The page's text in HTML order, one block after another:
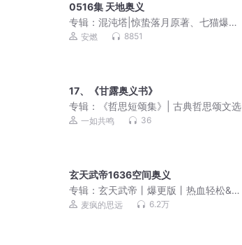
0516集 天地奥义
专辑：混沌塔|惊蛰落月原著、七猫爆款
玄幻ip|安燃监制
安燃 8851
17、《甘露奥义书》
专辑：
《哲思短颂集》| 古典哲思颂文选
一如共鸣 36
玄天武帝1636空间奥义
专辑：玄天武帝丨爆更版丨热血轻松&搞
笑玄幻丨梁小渔&思远多人有声剧
麦疯的思远 6.2万